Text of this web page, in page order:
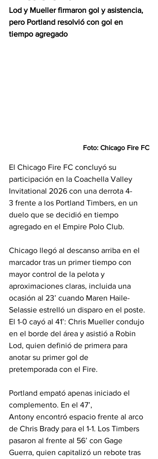
Lod y Mueller firmaron gol y asistencia,
pero Portland resolvió con gol en
tiempo agregado
Foto: Chicago Fire FC
El Chicago Fire FC concluyó su
participación en la Coachella Valley
Invitational 2026 con una derrota 4-
3 frente a los Portland Timbers, en un
duelo que se decidió en tiempo
agregado en el Empire Polo Club.
Chicago llegó al descanso arriba en el
marcador tras un primer tiempo con
mayor control de la pelota y
aproximaciones claras, incluida una
ocasión al 23’ cuando Maren Haile-
Selassie estrelló un disparo en el poste.
El 1-0 cayó al 41’: Chris Mueller condujo
en el borde del área y asistió a Robin
Lod, quien definió de primera para
anotar su primer gol de
pretemporada con el Fire.
Portland empató apenas iniciado el
complemento. En el 47’,
Antony encontró espacio frente al arco
de Chris Brady para el 1-1. Los Timbers
pasaron al frente al 56’ con Gage
Guerra, quien capitalizó un rebote tras